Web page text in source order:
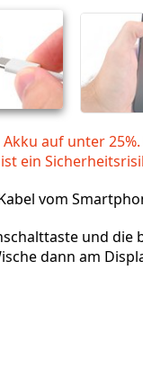
auf unter
ein
vom
und die
dann am